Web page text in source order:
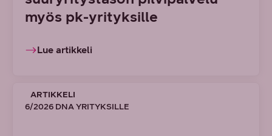
myös pk-yrityksille
Lue artikkeli
ARTIKKELI
6/2026 DNA YRITYKSILLE